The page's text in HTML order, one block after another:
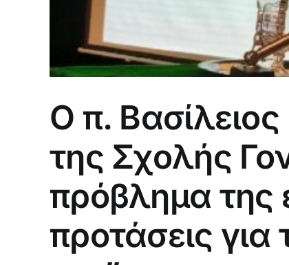
Ο π.
της Σχολής
πρόβλημα της
προτάσεις